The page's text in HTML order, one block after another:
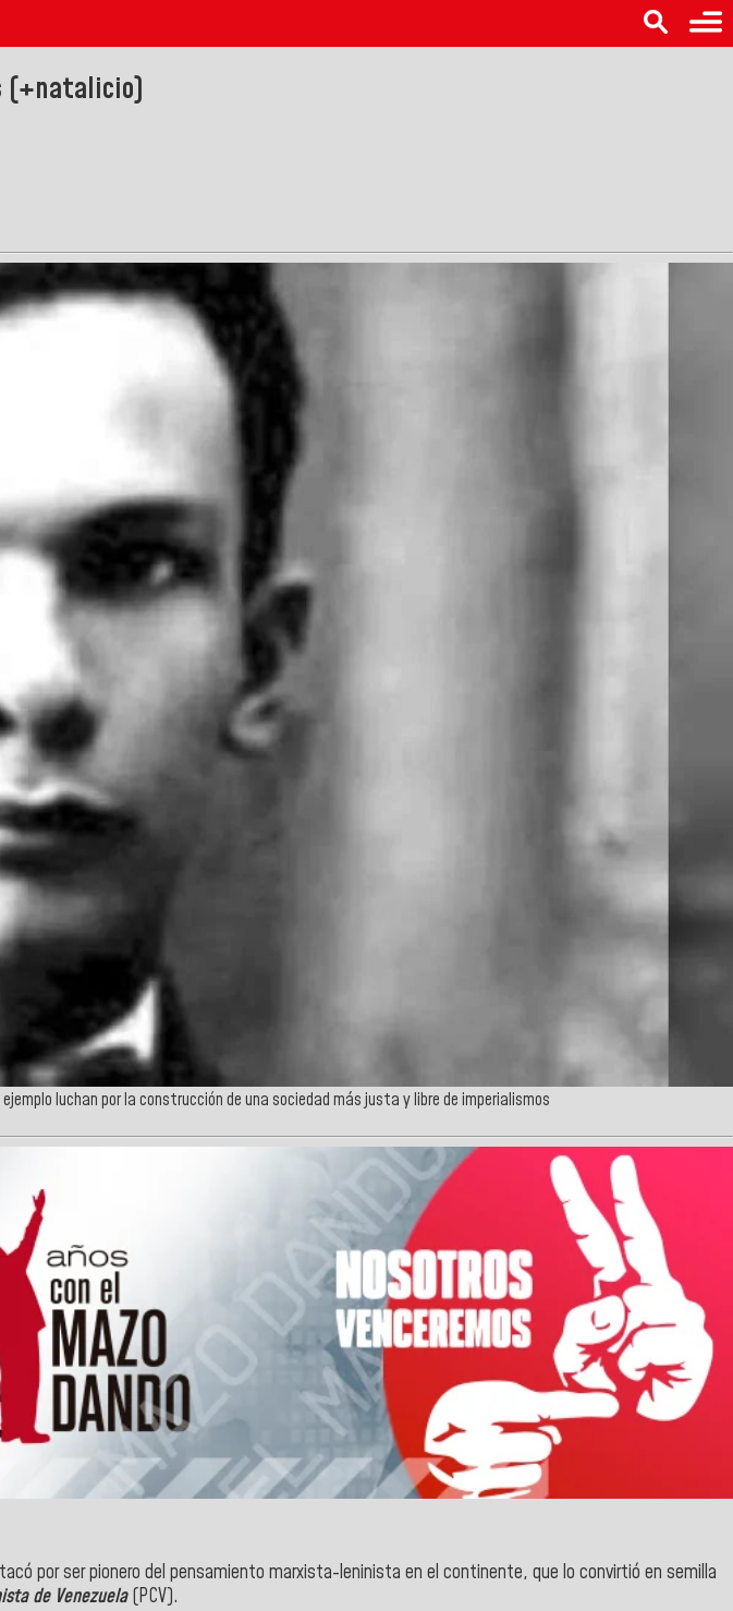
(+natalicio)
luchan por la construcción de una sociedad más justa y libre de imperialismos
por ser pionero del pensamiento marxista-leninista en el continente, que lo convirtió en semilla
de Venezuela (PCV).